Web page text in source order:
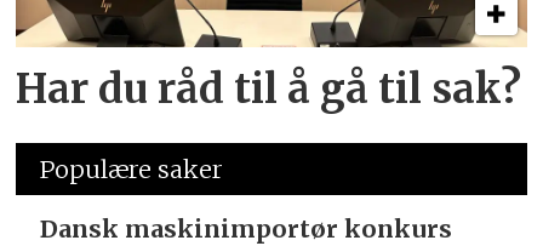
Har du råd til å gå til sak?
Populære saker
Dansk maskinimportør konkurs